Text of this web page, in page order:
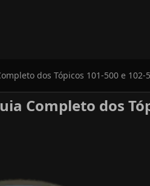
dos Tópicos 101-500 e 102-
Completo dos